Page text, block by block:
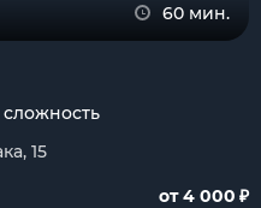
60 мин.
15
от 4 000 ₽